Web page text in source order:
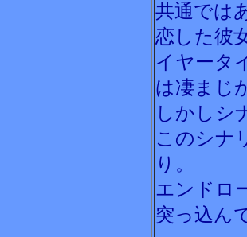
共通では
恋した彼
イヤータ
は凄まじ
しかしシ
このシナ
り。
エンドロ
突っ込ん